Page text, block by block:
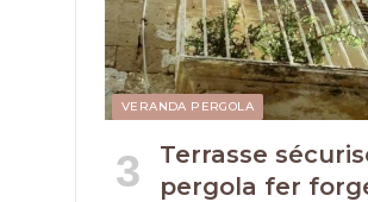
VERANDA PERGOLA
Terrasse
pergola fer